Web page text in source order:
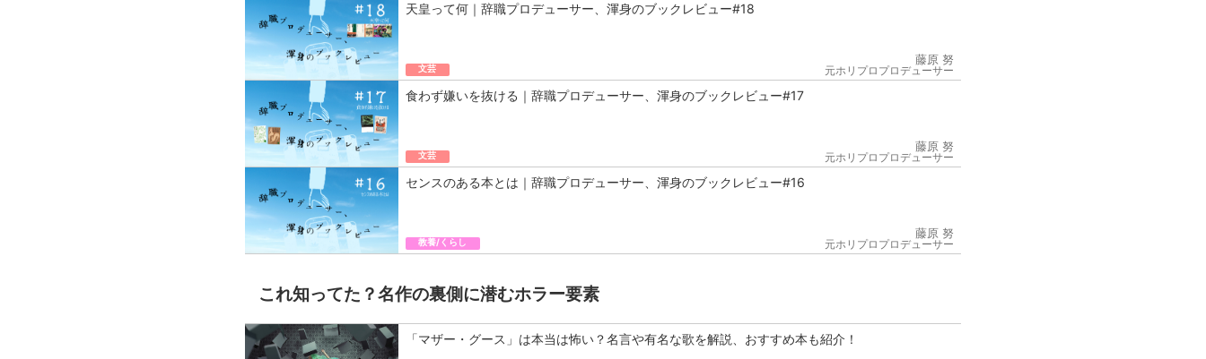
天皇って何｜辞職プロデューサー、渾身のブックレビュー#18
文芸
藤原 努
元ホリプロプロデューサー
食わず嫌いを抜ける｜辞職プロデューサー、渾身のブックレビュー#17
文芸
藤原 努
元ホリプロプロデューサー
センスのある本とは｜辞職プロデューサー、渾身のブックレビュー#16
教養/くらし
藤原 努
元ホリプロプロデューサー
これ知ってた？名作の裏側に潜むホラー要素
「マザー・グース」は本当は怖い？名言や有名な歌を解説、おすすめ本も紹介！